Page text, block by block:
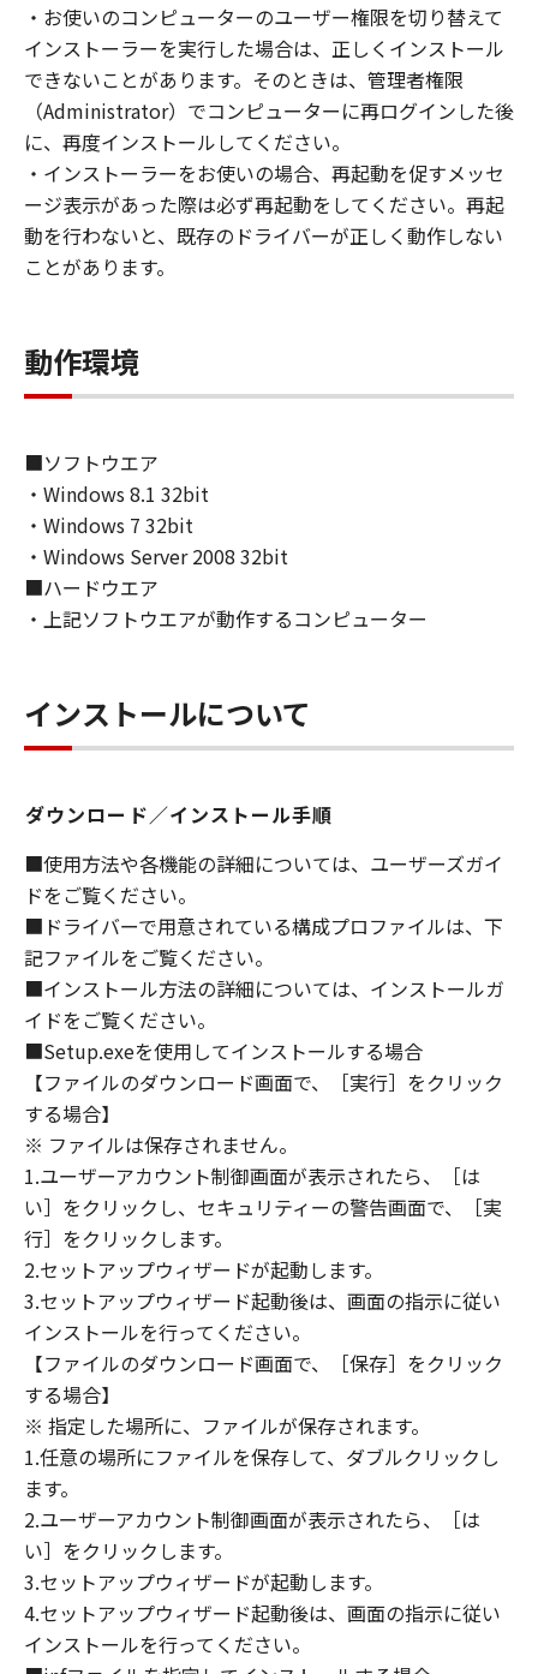
２．制限
(1) お客様は、再使用許諾、譲渡、販売、頒
布、リースもしくは貸与その他の方法により、
第三者に「本ソフトウェア」を使用させること
はできません。
(2) お客様は、「本ソフトウェア」の全部また
は一部を修正、改変、逆コンパイル、逆アセン
ブル、その他リバースエンジニアリング等する
ことはできません。また第三者にこのような行
３．著作権表示
お客様は、「本ソフトウェア」に含まれるキヤ
せん。
４．所有権
「本ソフトウェア」に係る権原および所有権
は、その内容によりキヤノンまたはキヤノンの
ライセンサーに帰属します。
お客様は、日本国政府または関連する外国政府
より必要な許可等を得ることなしに、「本ソフ
６．サポートおよびアップデート
キヤノン、キヤノンの子会社、関係会社、それ
らの販売代理店および販売店、並びにキヤノン
のライセンサーは、お客様による「本ソフトウ
ェア」の使用を支援すること、および「本ソフ
トウェア」に対してアップデート、バグの修正
あるいはサポートを行うことについて、いかな
る責任も負うものではありません。
７．保証の否認・免責
(1) 「本ソフトウェア」は、『現状のまま』の
状態で使用許諾されます。キヤノン、キヤノン
のライセンサー、キヤノンの子会社、キヤノン
の関連会社、それらの販売代理店または販売店
のいずれも、「本ソフトウェア」に関して、商
品性および特定の目的への適合性の保証を含
め、いかなる保証も、明示たると黙示たるとを
問わず一切しないものとします。
(2) キヤノン、キヤノンのライセンサー、キヤノ
ンの子会社、キヤノンの関連会社、それらの販
売代理店または販売店のいずれも、「本ソフト
ウェア」の使用または使用不能から生ずるいか
は付随的な損害を含むがこれらに限定されない
全ての損害を言います。）について、適用法で
認められる限り、一切の責任を負わないものと
します。たとえ、キヤノン、キヤノンのライセ
ンサー、キヤノンの子会社、キヤノンの関連会
社、それらの販売代理店または販売店がかかる
・お使いのコンピューターのユーザー権限を切り替えて
インストーラーを実行した場合は、正しくインストール
できないことがあります。そのときは、管理者権限
（Administrator）でコンピューターに再ログインした後
に、再度インストールしてください。
・インストーラーをお使いの場合、再起動を促すメッセ
ージ表示があった際は必ず再起動をしてください。再起
動を行わないと、既存のドライバーが正しく動作しない
ことがあります。
動作環境
■ソフトウエア
・Windows 8.1 32bit
・Windows 7 32bit
・Windows Server 2008 32bit
■ハードウエア
・上記ソフトウエアが動作するコンピューター
インストールについて
ダウンロード／インストール手順
■使用方法や各機能の詳細については、ユーザーズガイ
ドをご覧ください。
■ドライバーで用意されている構成プロファイルは、下
記ファイルをご覧ください。
■インストール方法の詳細については、インストールガ
イドをご覧ください。
■Setup.exeを使用してインストールする場合
【ファイルのダウンロード画面で、［実行］をクリック
する場合】
※ ファイルは保存されません。
1.ユーザーアカウント制御画面が表示されたら、［は
い］をクリックし、セキュリティーの警告画面で、［実
行］をクリックします。
2.セットアップウィザードが起動します。
3.セットアップウィザード起動後は、画面の指示に従い
インストールを行ってください。
【ファイルのダウンロード画面で、［保存］をクリック
する場合】
※ 指定した場所に、ファイルが保存されます。
1.任意の場所にファイルを保存して、ダブルクリックし
ます。
2.ユーザーアカウント制御画面が表示されたら、［は
い］をクリックします。
3.セットアップウィザードが起動します。
4.セットアップウィザード起動後は、画面の指示に従い
インストールを行ってください。